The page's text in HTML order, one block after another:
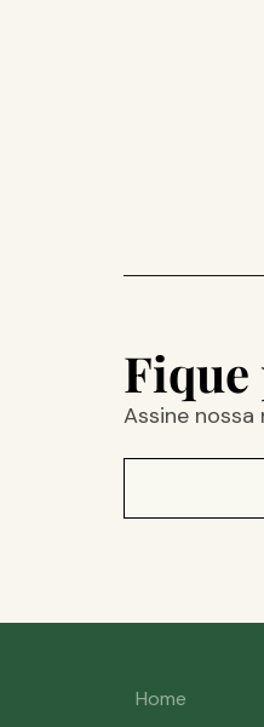
Assine
Home